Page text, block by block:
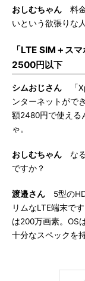
おしむちゃん 料
いという欲張りな
「LTE SIM＋ス
2500円以下
シムおじさん 「
ンターネットがで
額2480円で使える
ゃ。
おしむちゃん な
ですか？
渡邉さん 5型の
リムなLTE端末で
は200万画素。OS
十分なスペックを